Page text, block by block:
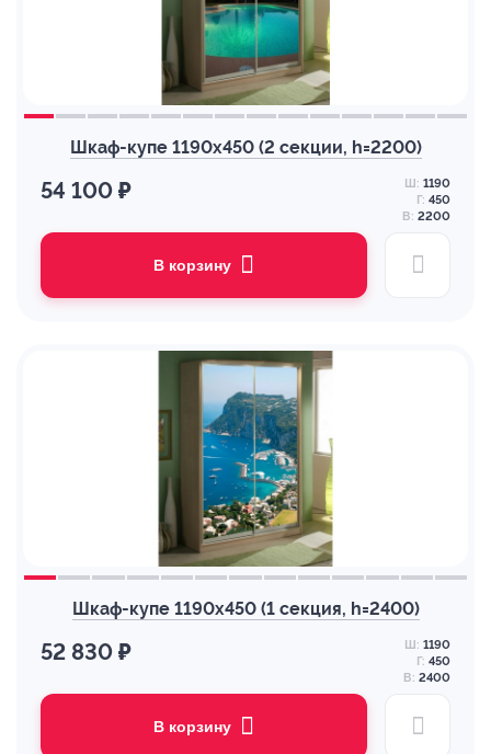
Шкаф-купе 1190х450 (2 секции, h=2200)
54 100 ₽ Ш: 1190
Г: 450
В: 2200
В корзину
Шкаф-купе 1190х450 (1 секция, h=2400)
52 830 ₽ Ш: 1190
Г: 450
В: 2400
В корзину